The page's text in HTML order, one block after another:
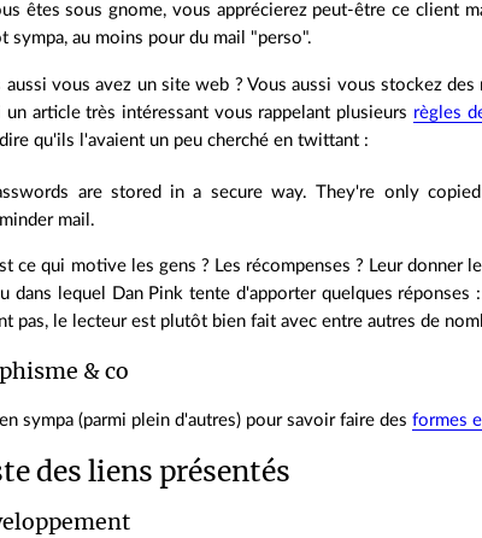
êtes sous gnome, vous apprécierez peut-être ce client
sympa, au moins pour du mail "perso".
aussi vous avez un site web ? Vous aussi vous stockez
un article très intéressant vous rappelant plusieurs règles
qu'ils l'avaient un peu cherché en twittant :
are stored in a secure way. They're only
mail.
ce qui motive les gens ? Les récompenses ? Leur donner
dans lequel Dan Pink tente d'apporter quelques réponses :
pas, le lecteur est plutôt bien fait avec entre autres de
& co
sympa (parmi plein d'autres) pour savoir faire desformes
des liens présentés